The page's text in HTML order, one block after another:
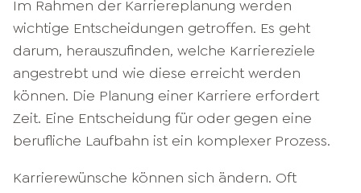
Im Rahmen der Karriereplanung werden
wichtige Entscheidungen getroffen. Es geht
darum, herauszufinden, welche Karriereziele
angestrebt und wie diese erreicht werden
können. Die Planung einer Karriere erfordert
Zeit. Eine Entscheidung für oder gegen eine
berufliche Laufbahn ist ein komplexer Prozess.
Karrierewünsche können sich ändern. Oft